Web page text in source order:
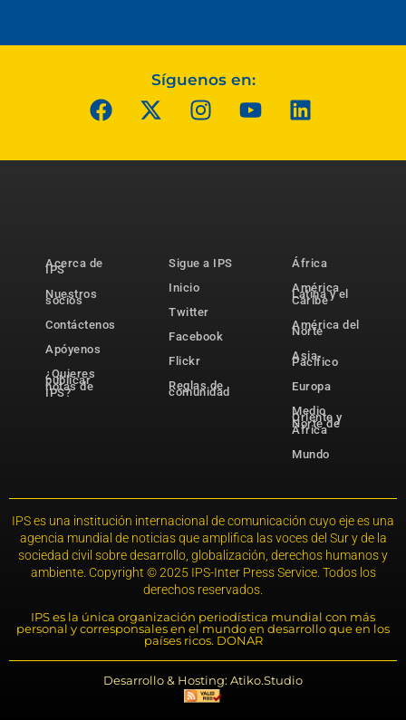
Síguenos en:
Acerca de
IPS
Nuestros
socios
Contáctenos
Apóyenos
¿Quieres
publicar
notas de
IPS?
Sigue a IPS
Inicio
Twitter
Facebook
Flickr
Reglas de
comunidad
África
América
Latina y el
Caribe
América del
Norte
Asia-
Pacífico
Europa
Medio
Oriente y
Norte de
África
Mundo
IPS es una institución internacional de comunicación cuyo eje es una
agencia mundial de noticias que amplifica las voces del Sur y de la
sociedad civil sobre desarrollo, globalización, derechos humanos y
ambiente. Copyright © 2025 IPS-Inter Press Service. Todos los
derechos reservados.
IPS es la única organización periodística mundial con más
personal y corresponsales en el mundo en desarrollo que en los
países ricos. DONAR
Desarrollo & Hosting: Atiko.Studio